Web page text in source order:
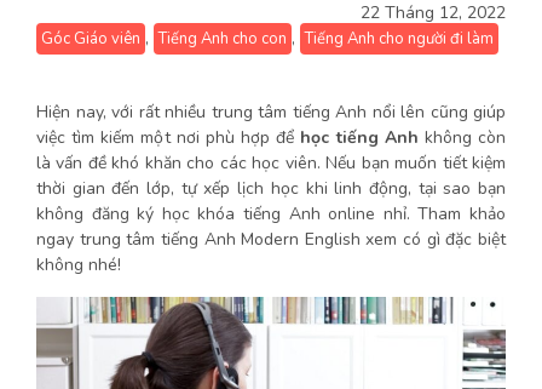
22 Tháng 12, 2022
Góc Giáo viên , Tiếng Anh cho con , Tiếng Anh cho người đi làm
Hiện nay, với rất nhiều trung tâm tiếng Anh nổi lên cũng giúp
việc tìm kiếm một nơi phù hợp để học tiếng Anh không còn
là vấn đề khó khăn cho các học viên. Nếu bạn muốn tiết kiệm
thời gian đến lớp, tự xếp lịch học khi linh động, tại sao bạn
không đăng ký học khóa tiếng Anh online nhỉ. Tham khảo
ngay trung tâm tiếng Anh Modern English xem có gì đặc biệt
không nhé!